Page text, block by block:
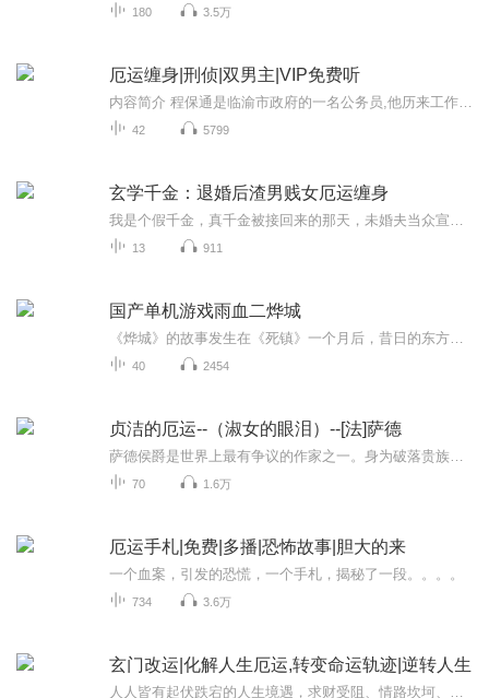
180 3.5万
厄运缠身|刑侦|双男主|VIP免费听
42 5799
玄学千金：退婚后渣男贱女厄运缠身
13 911
国产单机游戏雨血二烨城
40 2454
贞洁的厄运--（淑女的眼泪）--[法]萨德
70 1.6万
厄运手札|免费|多播|恐怖故事|胆大的来
一个血案，引发的恐慌，一个手札，揭秘了一段。。。。
734 3.6万
玄门改运|化解人生厄运,转变命运轨迹|逆转人生